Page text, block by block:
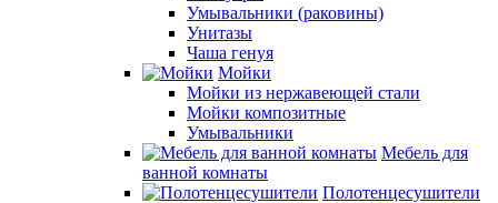
Умывальники (раковины)
Унитазы
Чаша генуя
Мойки
Мойки из нержавеющей стали
Мойки композитные
Умывальники
Мебель для
ванной комнаты
Полотенцесушители